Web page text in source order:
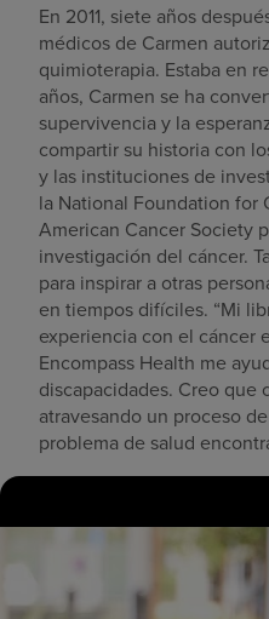
En 2011, siete años
médicos de Carmen
quimioterapia. Estaba en
años, Carmen se ha
supervivencia y la
compartir su historia con
y las instituciones de
la National Foundation for
American Cancer Society
investigación del cáncer.
para inspirar a otras
en tiempos difíciles. “Mi
experiencia con el cáncer
Encompass Health me
discapacidades. Creo que
atravesando un proceso
problema de salud